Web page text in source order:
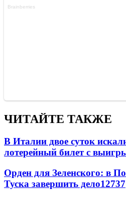
ЧИТАЙТЕ ТАКЖЕ
В Италии двое суток
лотерейный билет с
Орден для Зеленского: в
Туска завершить дело12737